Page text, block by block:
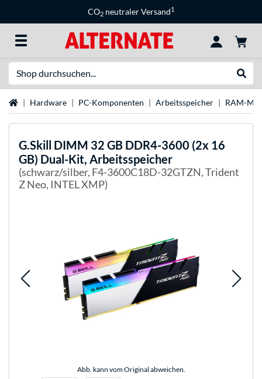
CO2 neutraler Versand1
StartseiteHardware PC-Komponenten Arbeitsspeicher RAM-
G.Skill DIMM 32 GB DDR4-3600 (2x 16
GB) Dual-Kit, Arbeitsspeicher
(schwarz/silber, F4-3600C18D-32GTZN, Trident
Z Neo, INTEL XMP)
Abb. kann vom Original abweichen.